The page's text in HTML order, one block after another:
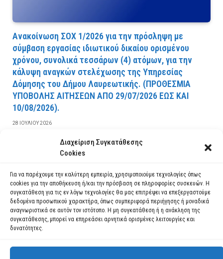
Διαχείριση Συγκατάθεσης
Cookies
Για να παρέχουμε την καλύτερη εμπειρία, χρησιμοποιούμε τεχνολογίες όπως
cookies για την αποθήκευση ή/και την πρόσβαση σε πληροφορίες συσκευών. Η
συγκατάθεση για τις εν λόγω τεχνολογίες θα μας επιτρέψει να επεξεργαστούμε
δεδομένα προσωπικού χαρακτήρα, όπως συμπεριφορά περιήγησης ή μοναδικά
αναγνωριστικά σε αυτόν τον ιστότοπο. Η μη συγκατάθεση ή η ανάκληση της
συγκατάθεσης, μπορεί να επηρεάσει αρνητικά ορισμένες λειτουργίες και
δυνατότητες.
Ανακοίνωση ΣΟΧ 1/2026 για την πρόσληψη με
σύμβαση εργασίας ιδιωτικού δικαίου ορισμένου
χρόνου, συνολικά τεσσάρων (4) ατόμων, για την
κάλυψη αναγκών στελέχωσης της Υπηρεσίας
Δόμησης του Δήμου Λαυρεωτικής. (ΠPOΘEΣMIA
YΠOBOΛHΣ AITHΣEΩN AΠO 29/07/2026 EΩΣ KAI
10/08/2026).
28 ΙΟΥΛΊΟΥ 2026
ΔΙΑΒΆΣΤΕ ΠΕΡΙΣΣΌΤΕΡΑ